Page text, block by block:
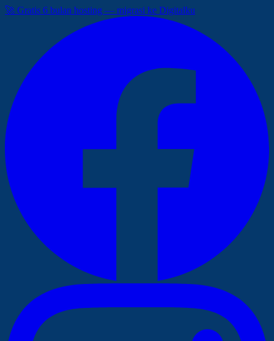
🚀 Gratis 6 bulan hosting — migrasi ke Digitalku